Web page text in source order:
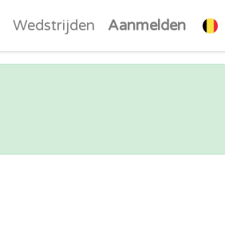
Wedstrijden Aanmelden